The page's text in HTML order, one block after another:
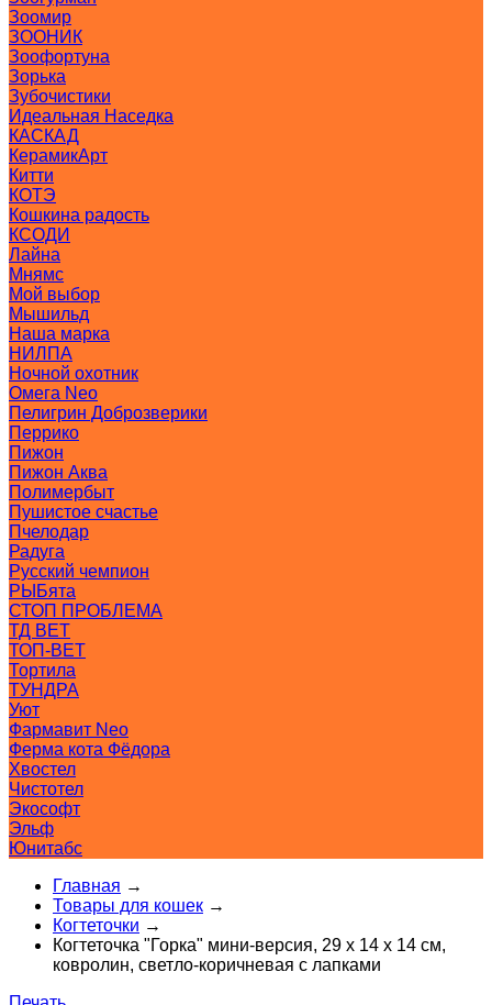
Зоомир
ЗООНИК
Зоофортуна
Зорька
Зубочистики
Идеальная Наседка
КАСКАД
КерамикАрт
Китти
КОТЭ
Кошкина радость
КСОДИ
Лайна
Мнямс
Мой выбор
Мышильд
Наша марка
НИЛПА
Ночной охотник
Омега Neo
Пелигрин Доброзверики
Перрико
Пижон
Пижон Аква
Полимербыт
Пушистое счастье
Пчелодар
Радуга
Русский чемпион
РЫБята
СТОП ПРОБЛЕМА
ТД ВЕТ
ТОП-ВЕТ
Тортила
ТУНДРА
Уют
Фармавит Neo
Ферма кота Фёдора
Хвостел
Чистотел
Экософт
Эльф
Юнитабс
Главная →
Товары для кошек →
Когтеточки →
Когтеточка "Горка" мини-версия, 29 х 14 х 14 см,
ковролин, светло-коричневая с лапками